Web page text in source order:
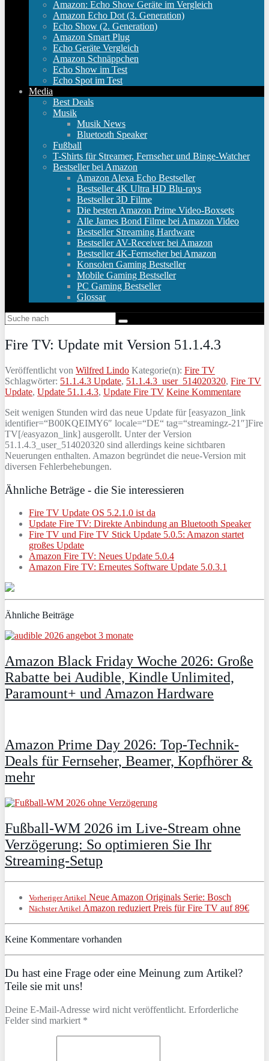
Amazon: Echo Show Geräte im Vergleich
Amazon Echo Dot (3. Generation)
Echo Show (2. Generation)
Amazon Smart Plug
Echo Geräte Vergleich
Amazon Schnäppchen
Echo Show im Test
Echo Spot im Test
Media
Best Deals
Musik
Musik News
Bluetooth Speaker
Fußball
T-Shirts für Streamer, Fernseher und Binge-Watcher
Bestseller bei Amazon
Amazon Alexa Echo Bestseller
Bestseller 4K Ultra HD Blu-rays
Bestseller 3D Filme
Die besten Amazon Prime Video-Boxsets
Alle James Bond Filme bei Amazon Video
Bestseller Streaming Hardware
Bestseller AV-Receiver bei Amazon
Bestseller 4K-Fernseher bei Amazon
Konsolen Gaming Bestseller
Mobile Gaming Bestseller
PC Gaming Bestseller
Glossar
Fire TV: Update mit Version 51.1.4.3
Veröffentlicht von Wilfred Lindo Kategorie(n): Fire TV
Schlagwörter: 51.1.4.3 Update, 51.1.4.3_user_514020320, Fire TV
Update, Update 51.1.4.3, Update Fire TV Keine Kommentare
Seit wenigen Stunden wird das neue Update für [easyazon_link
identifier=“B00KQEIMY6″ locale=“DE“ tag=“streamingz-21″]Fire
TV[/easyazon_link] ausgerollt. Unter der Version
51.1.4.3_user_514020320 sind allerdings keine sichtbaren
Neuerungen enthalten. Amazon begründet die neue-Version mit
diversen Fehlerbehebungen.
Ähnliche Beträge - die Sie interessieren
Fire TV Update OS 5.2.1.0 ist da
Update Fire TV: Direkte Anbindung an Bluetooth Speaker
Fire TV und Fire TV Stick Update 5.0.5: Amazon startet
großes Update
Amazon Fire TV: Neues Update 5.0.4
Amazon Fire TV: Erneutes Software Update 5.0.3.1
Ähnliche Beiträge
Amazon Black Friday Woche 2026: Große
Rabatte bei Audible, Kindle Unlimited,
Paramount+ und Amazon Hardware
Amazon Prime Day 2026: Top-Technik-
Deals für Fernseher, Beamer, Kopfhörer &
mehr
Fußball-WM 2026 im Live-Stream ohne
Verzögerung: So optimieren Sie Ihr
Streaming-Setup
Vorheriger Artikel Neue Amazon Originals Serie: Bosch
Nächster Artikel Amazon reduziert Preis für Fire TV auf 89€
Keine Kommentare vorhanden
Du hast eine Frage oder eine Meinung zum Artikel?
Teile sie mit uns!
Deine E-Mail-Adresse wird nicht veröffentlicht. Erforderliche
Felder sind markiert *